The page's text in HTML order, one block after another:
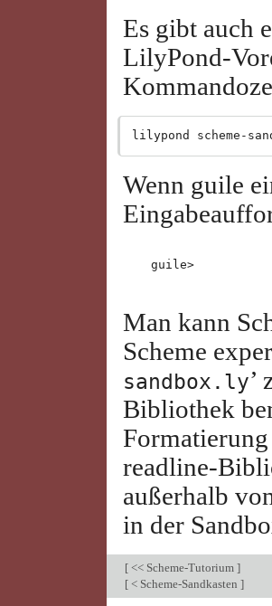
Es gibt auch
LilyPond-
Wenn guile
guile>
Man kann
Scheme
sandbox.ly’
Bibliothek
readline-
außerhalb
in der
[<< Scheme-Tutorium ]
[< Scheme-Sandkasten ]